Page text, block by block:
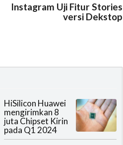
Instagram Uji Fitur Stories
versi Dekstop
HiSilicon Huawei
mengirimkan 8
juta Chipset Kirin
pada Q1 2024